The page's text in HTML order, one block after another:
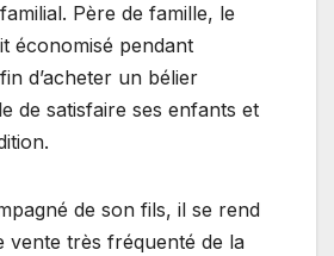
Père de famille, le
économisé pendant
d’acheter un bélier
de satisfaire ses enfants et
de son fils, il se rend
vente très fréquenté de la